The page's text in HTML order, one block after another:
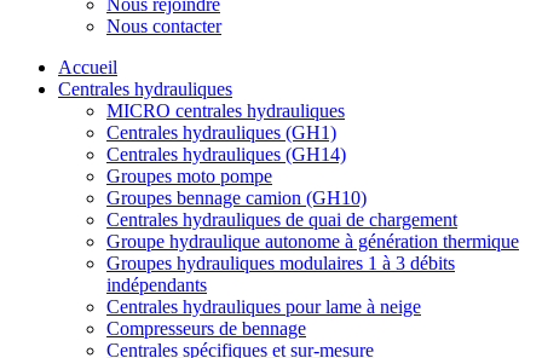
Nous rejoindre
Nous contacter
Accueil
Centrales hydrauliques
MICRO centrales hydrauliques
Centrales hydrauliques (GH1)
Centrales hydrauliques (GH14)
Groupes moto pompe
Groupes bennage camion (GH10)
Centrales hydrauliques de quai de chargement
Groupe hydraulique autonome à génération thermique
Groupes hydrauliques modulaires 1 à 3 débits
indépendants
Centrales hydrauliques pour lame à neige
Compresseurs de bennage
Centrales spécifiques et sur-mesure